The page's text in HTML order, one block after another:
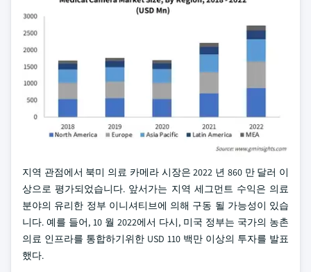
지역 관점에서 북미 의료 카메라 시장은 2022 년 860 만 달러 이
상으로 평가되었습니다. 앞서가는 지역 세그먼트 수익은 의료
분야의 유리한 정부 이니셔티브에 의해 구동 될 가능성이 있습
니다. 예를 들어, 10 월 2022에서 다시, 미국 정부는 국가의 농촌
의료 인프라를 통합하기위한 USD 110 백만 이상의 투자를 발표
했다.